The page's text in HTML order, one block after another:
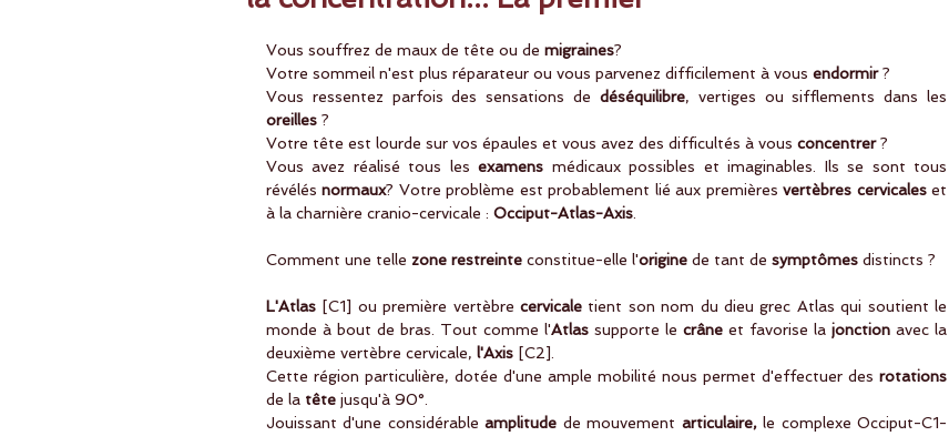
Vous souffrez de maux de tête ou de migraines?
Votre sommeil n'est plus réparateur ou vous parvenez difficilement à vous endormir ?
Vous ressentez parfois des sensations de déséquilibre
oreilles ?
Votre tête est lourde sur vos épaules et vous avez des difficultés à vous concentrer ?
Vous avez réalisé tous les examens médicaux possibles et imaginables. Ils se sont tous
révélés normaux? Votre problème est probablement lié aux premières vertèbres cervicales et
à la charnière cranio-cervicale : Occiput-Atlas-Axis
Comment une telle zone restreinte constitue-elle l'origine de tant de symptômes distincts ?
L'Atlas [C1] ou première vertèbre cervicale tient son nom du dieu grec Atlas qui soutient le
monde à bout de bras. Tout comme l'Atlas supporte le crâne et favorise la jonction avec la
deuxième vertèbre cervicale, l'Axis [C2].
Cette région particulière, dotée d'une ample mobilité nous permet d'effectuer des
de la tête jusqu'à 90°.
Jouissant d'une considérable amplitude de mouvement articulaire, le complexe Occiput-C1-